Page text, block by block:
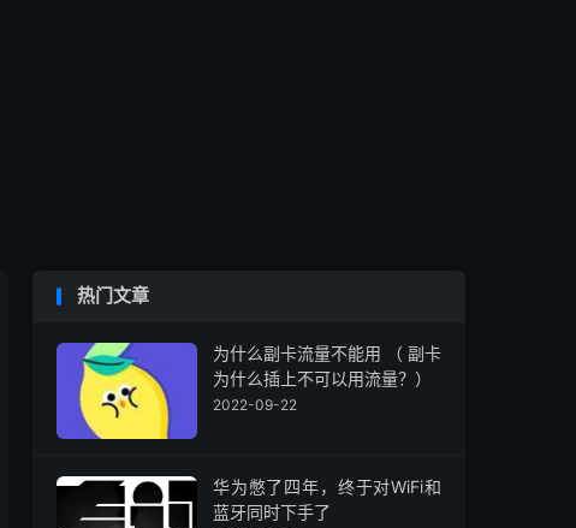
热门文章
为什么副卡流量不能用 （ 副卡
为什么插上不可以用流量？）
2022-09-22
华为憋了四年，终于对WiFi和
蓝牙同时下手了